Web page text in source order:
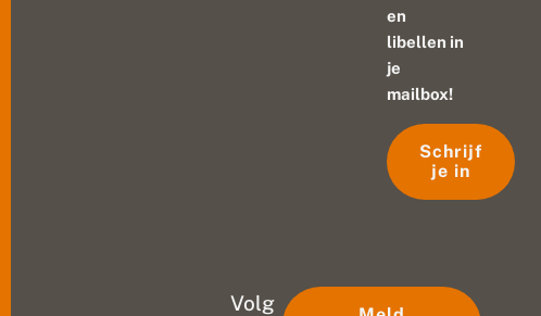
en
libellen in
je
mailbox!
Schrijf
je in
Volg